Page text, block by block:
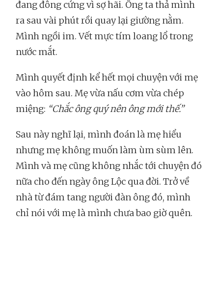
đang đông cứng vì sợ hãi. Ông ta thả mình
ra sau vài phút rồi quay lại giường nằm.
Mình ngồi im. Vết mực tím loang lổ trong
nước mắt.
Mình quyết định kể hết mọi chuyện với mẹ
vào hôm sau. Mẹ vừa nấu cơm vừa chép
miệng: “Chắc ông quý nên ông mới thế.”
Sau này nghĩ lại, mình đoán là mẹ hiểu
nhưng mẹ không muốn làm ùm sùm lên.
Mình và mẹ cũng không nhắc tới chuyện đó
nữa cho đến ngày ông Lộc qua đời. Trở về
nhà từ đám tang người đàn ông đó, mình
chỉ nói với mẹ là mình chưa bao giờ quên.